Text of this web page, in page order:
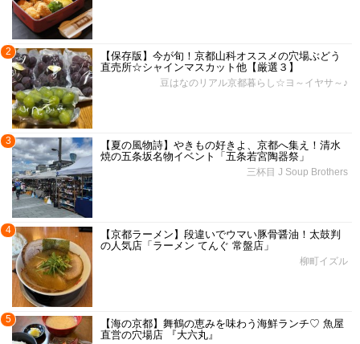
2
【保存版】今が旬！京都山科オススメの穴場ぶどう
直売所☆シャインマスカット他【厳選３】
豆はなのリアル京都暮らし☆ヨ～イヤサ～♪
3
【夏の風物詩】やきもの好きよ、京都へ集え！清水
焼の五条坂名物イベント「五条若宮陶器祭」
三杯目 J Soup Brothers
4
【京都ラーメン】段違いでウマい豚骨醤油！太鼓判
の人気店「ラーメン てんぐ 常盤店」
柳町イズル
5
【海の京都】舞鶴の恵みを味わう海鮮ランチ♡ 魚屋
直営の穴場店 『大六丸』